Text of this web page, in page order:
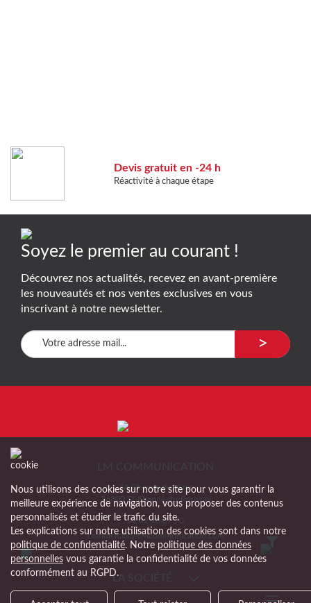
Devis gratuit en -24 h
Réactivité à chaque étape
Soyez le premier au courant !
Découvrez nos actualités, recevez en avant-première
les nouveautés et nos ventes exclusives en vous
inscrivant à notre newsletter.
>
ZA Chemin des Grès
76800 St-Etienne-du-Rouvray
02 32 18 07 70
commercial@LMcommunication.com
LA SOCIÉTÉ
Nous utilisons des cookies sur notre site pour vous garantir la
meilleure expérience de navigation, vous proposer des contenus
personnalisés et étudier le trafic du site.
Les explications sur notre utilisation des cookies sont dans notre
politique de confidentialité. Notre politique des données
personnelles vous garantie la confidentialité de vos données
conformément au RGPD.